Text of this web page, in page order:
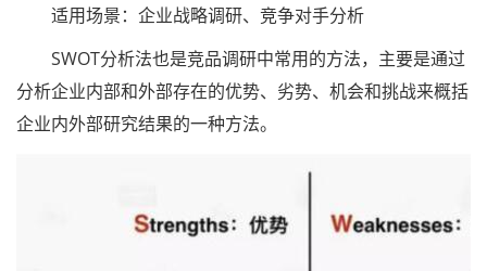
适用场景：企业战略调研、竞争对手分析
SWOT分析法也是竞品调研中常用的方法，主要是通过
分析企业内部和外部存在的优势、劣势、机会和挑战来概括
企业内外部研究结果的一种方法。